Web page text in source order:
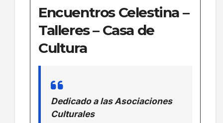
Encuentros Celestina –
Talleres – Casa de
Cultura
Dedicado a las Asociaciones
Culturales